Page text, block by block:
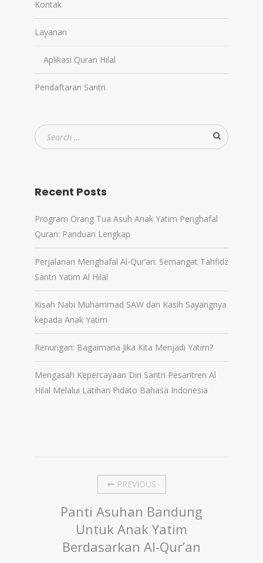
Kontak
Layanan
Aplikasi Quran Hilal
Pendaftaran Santri
Recent Posts
Program Orang Tua Asuh Anak Yatim Penghafal
Quran: Panduan Lengkap
Perjalanan Menghafal Al-Qur’an: Semangat Tahfidz
Santri Yatim Al Hilal
Kisah Nabi Muhammad SAW dan Kasih Sayangnya
kepada Anak Yatim
Renungan: Bagaimana Jika Kita Menjadi Yatim?
Mengasah Kepercayaan Diri Santri Pesantren Al
Hilal Melalui Latihan Pidato Bahasa Indonesia
PREVIOUS
Panti Asuhan Bandung
Untuk Anak Yatim
Berdasarkan Al-Qur’an